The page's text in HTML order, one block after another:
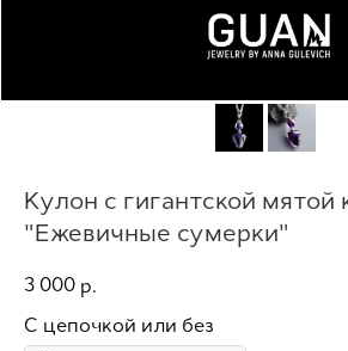
Кулон с гигантской мятой
"Ежевичные сумерки"
3 000 р.
С цепочкой или без